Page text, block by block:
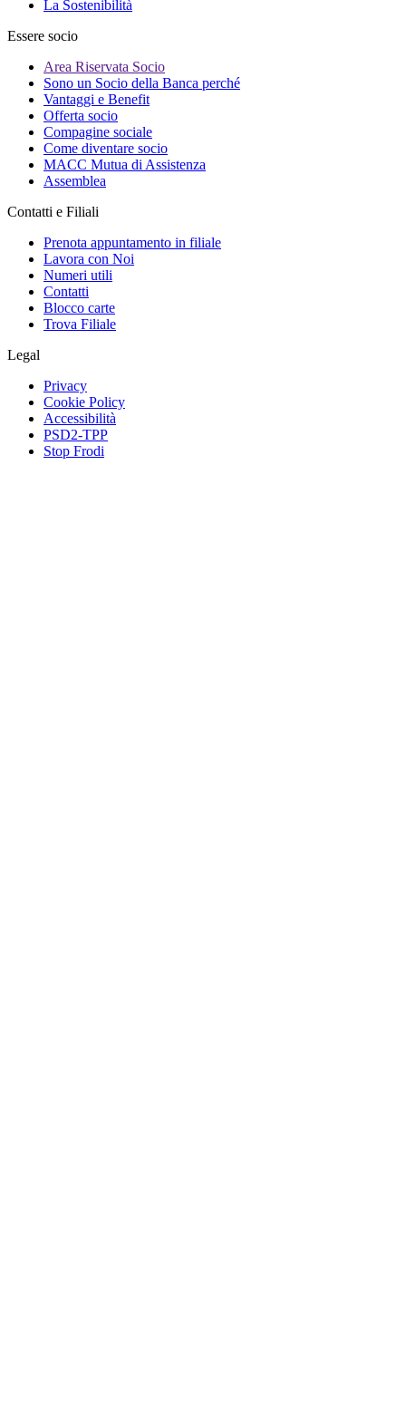
La Sostenibilità
Essere socio
Area Riservata Socio
Sono un Socio della Banca perché
Vantaggi e Benefit
Offerta socio
Compagine sociale
Come diventare socio
MACC Mutua di Assistenza
Assemblea
Contatti e Filiali
Prenota appuntamento in filiale
Lavora con Noi
Numeri utili
Contatti
Blocco carte
Trova Filiale
Legal
Privacy
Cookie Policy
Accessibilità
PSD2-TPP
Stop Frodi